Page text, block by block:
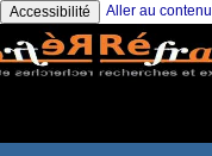
Accessibilité Aller au contenu